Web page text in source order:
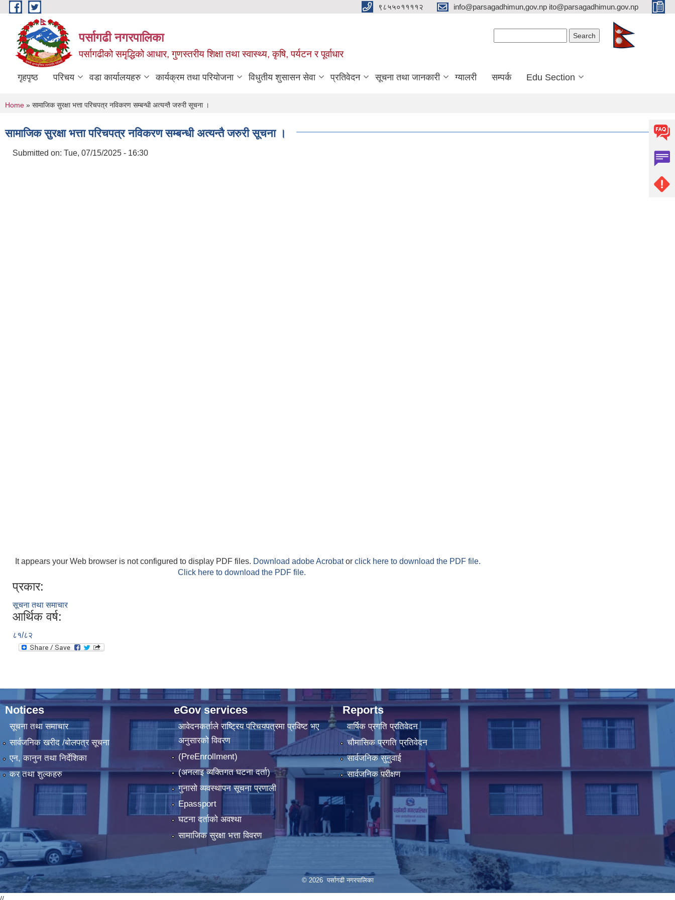
Skip to main content ९८५५०११११२ info@parsagadhimun,gov.np ito@parsagadhimun.gov.np
पर्सागढी नगरपालिका
पर्सागढीको समृद्धिको आधार, गुणस्तरीय शिक्षा तथा स्वास्थ्य, कृषि, पर्यटन र पूर्वाधार
गृहपृष्ठ परिचय वडा कार्यालयहरु कार्यक्रम तथा परियोजना विधुतीय शुसासन सेवा प्रतिवेदन सूचना तथा जानकारी ग्यालरी सम्पर्क Edu Section
You are here
Home » सामाजिक सुरक्षा भत्ता परिचपत्र नविकरण सम्बन्धी अत्यन्तै जरुरी सूचना ।
सामाजिक सुरक्षा भत्ता परिचपत्र नविकरण सम्बन्धी अत्यन्तै जरुरी सूचना ।
Submitted on: Tue, 07/15/2025 - 16:30
It appears your Web browser is not configured to display PDF files. Download adobe Acrobator click here to download the PDF file.
Click here to download the PDF file.
प्रकार:
सूचना तथा समाचार
आर्थिक वर्ष:
८१/८२
Notices
सूचना तथा समाचार
सार्वजनिक खरीद /बोलपत्र सूचना
एन, कानुन तथा निर्देशिका
कर तथा शुल्कहरु
eGov services
आवेदनकर्ताले राष्‍ट्रिय परिचयपत्रमा प्रविष्ट भए
अनुसारको विवरण
(PreEnrollment)
(अनलाइ व्यक्तिगत घटना दर्ता)
गुनासो व्यवस्थापन सूचना प्रणाली
Epassport
घटना दर्ताको अवश्था
सामाजिक सुरक्षा भत्ता विवरण
Reports
वार्षिक प्रगति प्रतिवेदन
चौमासिक प्रगति प्रतिवेदन
सार्वजनिक सुनुवाई
सार्वजनिक परीक्षण
© 2026 पर्सागढी नगरपालिका
//